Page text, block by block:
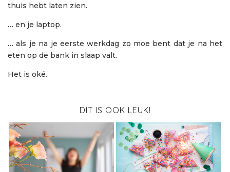
thuis hebt laten zien.
… en je laptop.
… als je na je eerste werkdag zo moe bent dat je na het
eten op de bank in slaap valt.
Het is oké.
DIT IS OOK LEUK!